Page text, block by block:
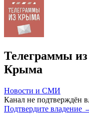
Телеграммы
Крыма
Новости и СМИ
Канал не подтверждён
Подтвердите владение